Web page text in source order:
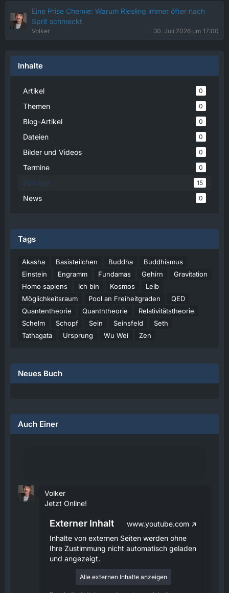
Eine Prise Chemie: Warum Riesling immer öfter nach
Sprit schmeckt
Volker 30. Juli 2026 um 17:00
Inhalte
Artikel 0
Themen 0
Blog-Artikel 0
Dateien 0
Bilder und Videos 0
Termine 0
Einträge 15
News 0
Tags
Akasha Basisteilchen Buddha
Buddhismus
Einstein
Engramm Fundamas Gehirn
Gravitation
Homo sapiens
Ich bin Kosmos
Leib
Möglichkeitsraum
Pool an Freiheitgraden
QED
Quantentheorie
Quantntheorie
Relativitätstheorie
Schelm
Schopf Sein Seinsfeld
Seth
Tathagata
Ursprung Wu Wei Zen
Neues Buch
Auch Einer
Volker
Jetzt Online!
Externer Inhalt
www.youtube.com
Inhalte von externen Seiten werden ohne
Ihre Zustimmung nicht automatisch geladen
und angezeigt.
Alle externen Inhalte anzeigen